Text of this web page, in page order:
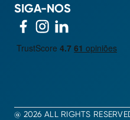
SIGA-NOS
@ 2026 ALL RIGHTS